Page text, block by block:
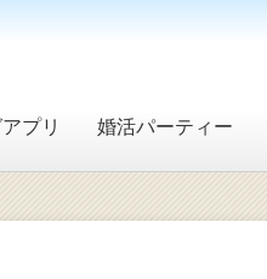
プリ 婚活パーティー